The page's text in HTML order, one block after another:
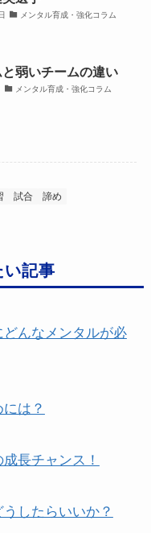
メンタル育成・強化コラム
弱いチームの違い
メンタル育成・強化コラム
試合 諦め
い記事
んなメンタルが必
は？
長チャンス！
したらいいか？